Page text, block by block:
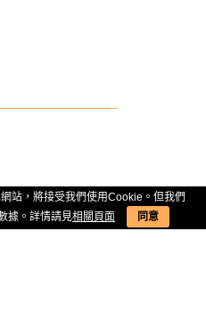
站，將接受我們使用Cookie。但我們
據。詳情請見相關頁面 同意